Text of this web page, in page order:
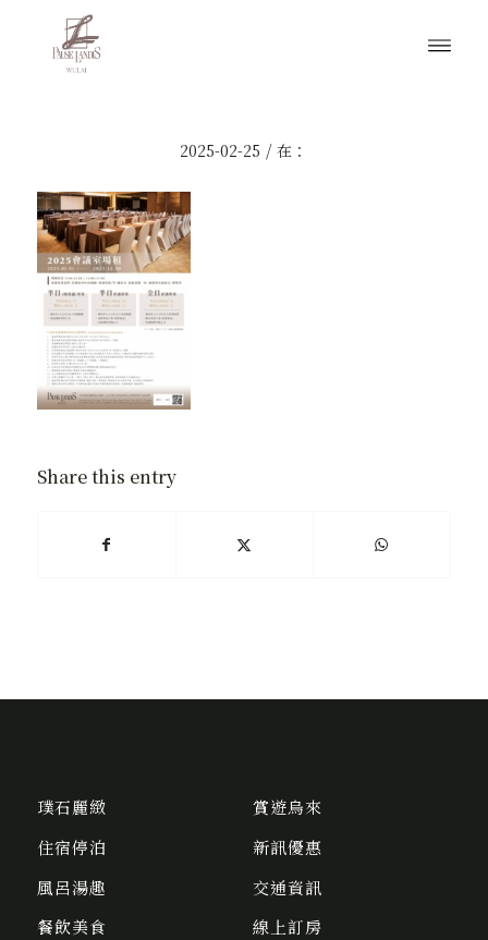
2025-02-25 / 在：
Share this entry
璞石麗緻
住宿停泊
風呂湯趣
餐飲美食
賞遊烏來
新訊優惠
交通資訊
線上訂房